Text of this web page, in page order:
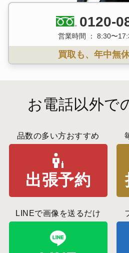
0120-
営業時間 ： 8:30〜
買取も、年中無
お電話以外で
品数の多い方おすすめ
出張予約
LINEで画像を送るだけ